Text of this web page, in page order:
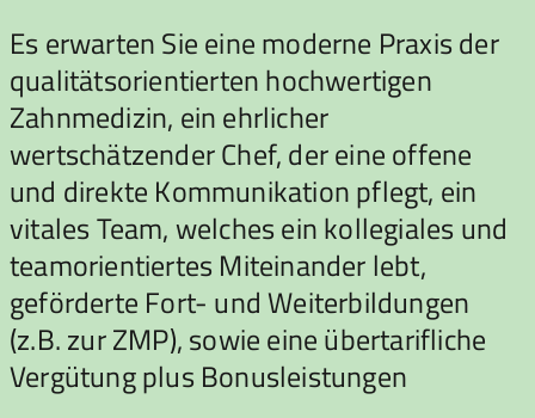
Es erwarten Sie eine moderne Praxis der
qualitätsorientierten hochwertigen
Zahnmedizin, ein ehrlicher
wertschätzender Chef, der eine offene
und direkte Kommunikation pflegt, ein
vitales Team, welches ein kollegiales und
teamorientiertes Miteinander lebt,
geförderte Fort- und Weiterbildungen
(z.B. zur ZMP), sowie eine übertarifliche
Vergütung plus Bonusleistungen